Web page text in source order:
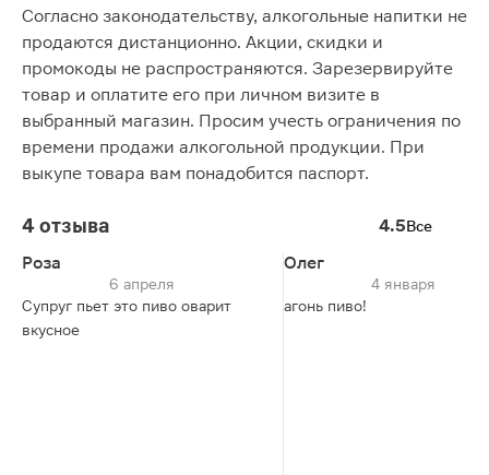
Согласно законодательству, алкогольные напитки не
продаются дистанционно. Акции, скидки и
промокоды не распространяются. Зарезервируйте
товар и оплатите его при личном визите в
выбранный магазин. Просим учесть ограничения по
времени продажи алкогольной продукции. При
выкупе товара вам понадобится паспорт.
4 отзыва 4.5Все
Роза
6 апреля
Супруг пьет это пиво оварит
вкусное
Олег
4 января
агонь пиво!